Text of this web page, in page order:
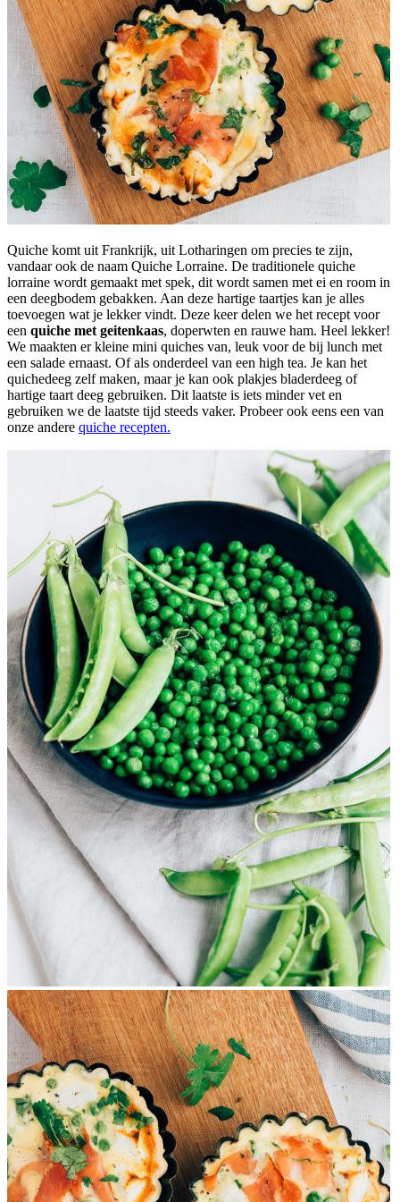
Quiche komt uit Frankrijk, uit Lotharingen om precies te zijn,
vandaar ook de naam Quiche Lorraine. De traditionele quiche
lorraine wordt gemaakt met spek, dit wordt samen met ei en room in
een deegbodem gebakken. Aan deze hartige taartjes kan je alles
toevoegen wat je lekker vindt. Deze keer delen we het recept voor
een quiche met geitenkaas, doperwten en rauwe ham. Heel lekker!
We maakten er kleine mini quiches van, leuk voor de bij lunch met
een salade ernaast. Of als onderdeel van een high tea. Je kan het
quichedeeg zelf maken, maar je kan ook plakjes bladerdeeg of
hartige taart deeg gebruiken. Dit laatste is iets minder vet en
gebruiken we de laatste tijd steeds vaker. Probeer ook eens een van
onze andere quiche recepten.